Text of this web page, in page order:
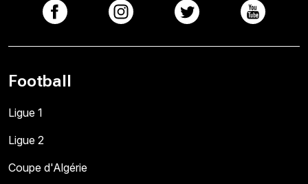
Football
Ligue 1
Ligue 2
Coupe d'Algérie